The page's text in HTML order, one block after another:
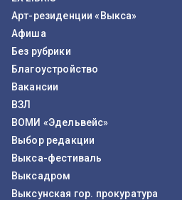
Арт-резиденции «Выкса»
Афиша
Без рубрики
Благоустройство
Вакансии
ВЗЛ
ВОМИ «Эдельвейс»
Выбор редакции
Выкса-фестиваль
Выксадром
Выксунская гор. прокуратура